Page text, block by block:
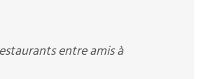
entre amis à